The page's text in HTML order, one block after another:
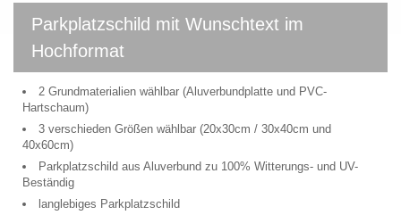
Parkplatzschild mit Wunschtext im
Hochformat
2 Grundmaterialien wählbar (Aluverbundplatte und PVC-
Hartschaum)
3 verschieden Größen wählbar (20x30cm / 30x40cm und
40x60cm)
Parkplatzschild aus Aluverbund zu 100% Witterungs- und UV-
Beständig
langlebiges Parkplatzschild